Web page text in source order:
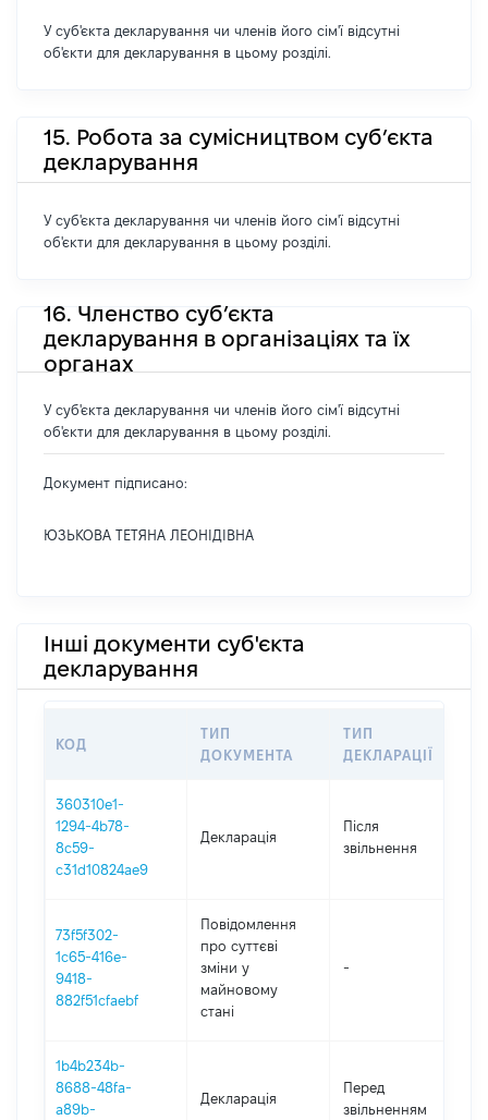
У суб'єкта декларування чи членів його сім'ї відсутні
об'єкти для декларування в цьому розділі.
15. Робота за сумісництвом суб’єкта
декларування
У суб'єкта декларування чи членів його сім'ї відсутні
об'єкти для декларування в цьому розділі.
16. Членство суб’єкта
декларування в організаціях та їх
органах
У суб'єкта декларування чи членів його сім'ї відсутні
об'єкти для декларування в цьому розділі.
Документ підписано:
ЮЗЬКОВА ТЕТЯНА ЛЕОНІДІВНА
Інші документи суб'єкта
декларування
КОД
ТИП
ДОКУМЕНТА
ТИП
ДЕКЛАРАЦІЇ
360310e1-
1294-4b78-
8c59-
c31d10824ae9
Декларація
Після
звільнення
73f5f302-
1c65-416e-
9418-
882f51cfaebf
Повідомлення
про суттєві
зміни y
майновому
стані
-
1b4b234b-
8688-48fa-
a89b-
Декларація
Перед
звільненням